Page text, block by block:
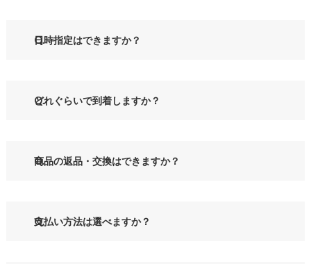
日時指定はできますか？
どれぐらいで到着しますか？
商品の返品・交換はできますか？
支払い方法は選べますか？